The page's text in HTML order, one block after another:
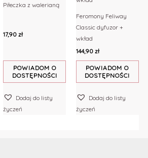
Piłeczka z walerianą
17,90zł
POWIADOM O
DOSTĘPNOŚCI
Dodaj do listy
życzeń
Feromony Feliway
Classic dyfuzor +
wkład
144,90 zł
POWIADOM O
DOSTĘPNOŚCI
Dodaj do listy
życzeń